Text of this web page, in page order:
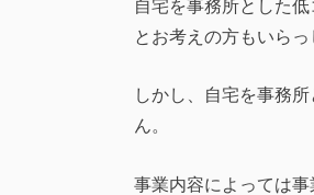
自宅を事務所とした
とお考えの方もいらっ
しかし、自宅を事務
ん。
事業内容によっては